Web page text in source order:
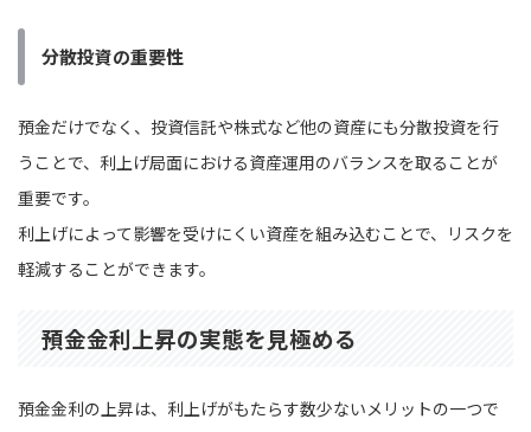
分散投資の重要性
預金だけでなく、投資信託や株式など他の資産にも分散投資を行
うことで、利上げ局面における資産運用のバランスを取ることが
重要です。
利上げによって影響を受けにくい資産を組み込むことで、リスクを
軽減することができます。
預金金利上昇の実態を見極める
預金金利の上昇は、利上げがもたらす数少ないメリットの一つで